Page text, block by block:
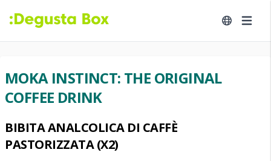
MOKA INSTINCT: THE ORIGINAL
COFFEE DRINK
BIBITA ANALCOLICA DI CAFFÈ
PASTORIZZATA (X2)